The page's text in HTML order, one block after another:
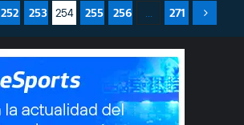
252 253 254 255 256 … 271